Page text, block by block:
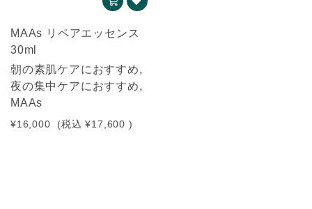
MAAs リペアエッセンス
30ml
朝の素肌ケアにおすすめ,
夜の集中ケアにおすすめ,
MAAs
¥16,000 (税込 ¥17,600 )